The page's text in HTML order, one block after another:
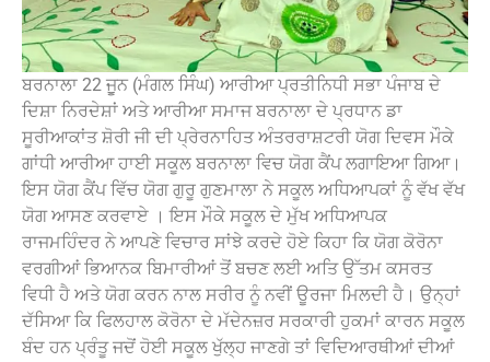
ਬਰਨਾਲਾ 22 ਜੁੂਨ (ਮੰਗਲ ਸਿੰਘ) ਆਰੀਆ ਪ੍ਰਤੀਨਿਧੀ ਸਭਾ ਪੰਜਾਬ ਦੇ
ਦਿਸ਼ਾ ਨਿਰਦੇਸ਼ਾਂ ਅਤੇ ਆਰੀਆ ਸਮਾਜ ਬਰਨਾਲਾ ਦੇ ਪ੍ਰਧਾਨ ਡਾ
ਸੂਰੀਆਕਾਂਤ ਸ਼ੋਰੀ ਜੀ ਦੀ ਪ੍ਰੇਰਨਾਹਿਤ ਅੰਤਰਰਾਸ਼ਟਰੀ ਯੋਗ ਦਿਵਸ ਮੌਕੇ
ਗਾਂਧੀ ਆਰੀਆ ਹਾਈ ਸਕੂਲ ਬਰਨਾਲਾ ਵਿਚ ਯੋਗ ਕੈਂਪ ਲਗਾਇਆ ਗਿਆ।
ਇਸ ਯੋਗ ਕੈਂਪ ਵਿੱਚ ਯੋਗ ਗੁਰੂ ਗੁਣਮਾਲਾ ਨੇ ਸਕੂਲ ਅਧਿਆਪਕਾਂ ਨੂੰ ਵੱਖ ਵੱਖ
ਯੋਗ ਆਸਣ ਕਰਵਾਏ । ਇਸ ਮੌਕੇ ਸਕੂਲ ਦੇ ਮੁੱਖ ਅਧਿਆਪਕ
ਰਾਜਮਹਿੰਦਰ ਨੇ ਆਪਣੇ ਵਿਚਾਰ ਸਾਂਝੇ ਕਰਦੇ ਹੋਏ ਕਿਹਾ ਕਿ ਯੋਗ ਕੋਰੋਨਾ
ਵਰਗੀਆਂ ਭਿਆਨਕ ਬਿਮਾਰੀਆਂ ਤੋਂ ਬਚਣ ਲਈ ਅਤਿ ਉੱਤਮ ਕਸਰਤ
ਵਿਧੀ ਹੈ ਅਤੇ ਯੋਗ ਕਰਨ ਨਾਲ ਸਰੀਰ ਨੂੰ ਨਵੀਂ ਊਰਜਾ ਮਿਲਦੀ ਹੈ। ਉਨ੍ਹਾਂ
ਦੱਸਿਆ ਕਿ ਫਿਲਹਾਲ ਕੋਰੋਨਾ ਦੇ ਮੱਦੇਨਜ਼ਰ ਸਰਕਾਰੀ ਹੁਕਮਾਂ ਕਾਰਨ ਸਕੂਲ
ਬੰਦ ਹਨ ਪ੍ਰੰਤੂ ਜਦੋਂ ਹੋਈ ਸਕੂਲ ਖੁੱਲ੍ਹ ਜਾਣਗੇ ਤਾਂ ਵਿਦਿਆਰਥੀਆਂ ਦੀਆਂ